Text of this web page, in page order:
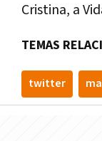
Cristina, a
TEMAS
twitter